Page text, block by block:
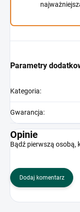
Parametry
Kategoria:
Gwarancja:
Opinie
Bądź pierwszą osobą,
Dodaj komentarz